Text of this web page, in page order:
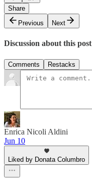
Share
Previous
Next
Discussion about this post
Comments Restacks
Enrica Nicoli Aldini
Jun 10
Liked by Donata Columbro